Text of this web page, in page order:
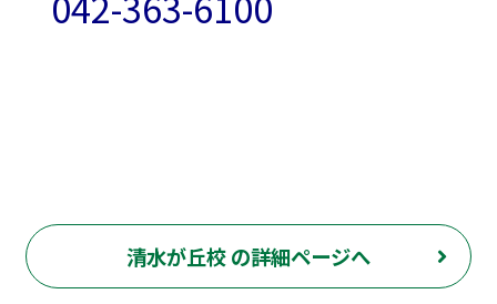
清水が丘校 の詳細ページへ